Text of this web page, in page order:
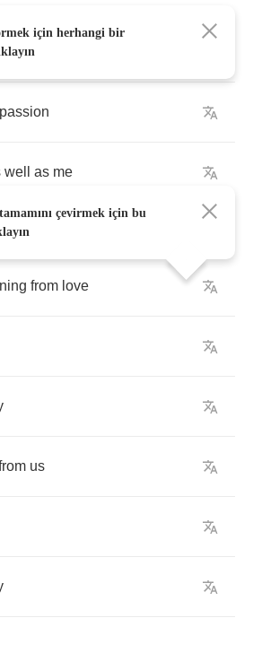
another
passion
well as me
from love
us
için herhangi bir
çevirmek için bu